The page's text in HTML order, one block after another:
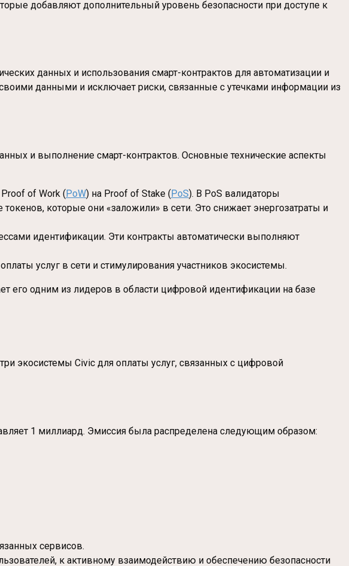
добавляют дополнительный уровень безопасности при доступе к
данных и использования смарт-контрактов для автоматизации и
данными и исключает риски, связанные с утечками информации из
и выполнение смарт-контрактов. Основные технические аспекты
of Work (PoW) на Proof of Stake (PoS). В PoS валидаторы
которые они «заложили» в сети. Это снижает энергозатраты и
идентификации. Эти контракты автоматически выполняют
услуг в сети и стимулирования участников экосистемы.
его одним из лидеров в области цифровой идентификации на базе
экосистемы Civic для оплаты услуг, связанных с цифровой
1 миллиард. Эмиссия была распределена следующим образом:
сервисов.
к активному взаимодействию и обеспечению безопасности